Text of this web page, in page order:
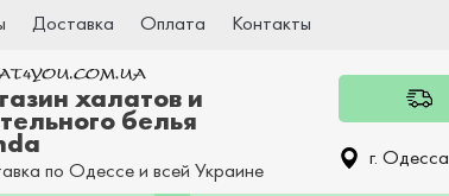
Доставка Оплата Контакты
халатов и
белья
по Одессе и всей Украине
г.